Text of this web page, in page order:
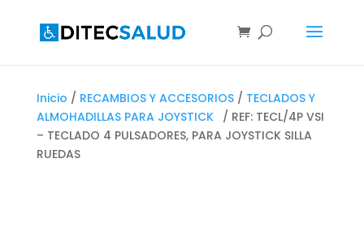
Inicio / RECAMBIOS Y ACCESORIOS/ TECLADOS Y
ALMOHADILLAS PARA JOYSTICK / REF: TECL/4P VSI
– TECLADO 4 PULSADORES, PARA JOYSTICK SILLA
RUEDAS